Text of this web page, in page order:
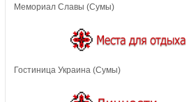
Мемориал Славы (Сумы)
Гостиница Украина (Сумы)